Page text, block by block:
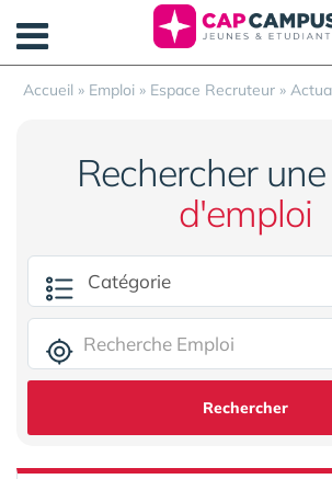
Accueil » Emploi » Espace Recruteur »
Rechercher une
d'emploi
Rechercher
Panneau de gestion des cookies